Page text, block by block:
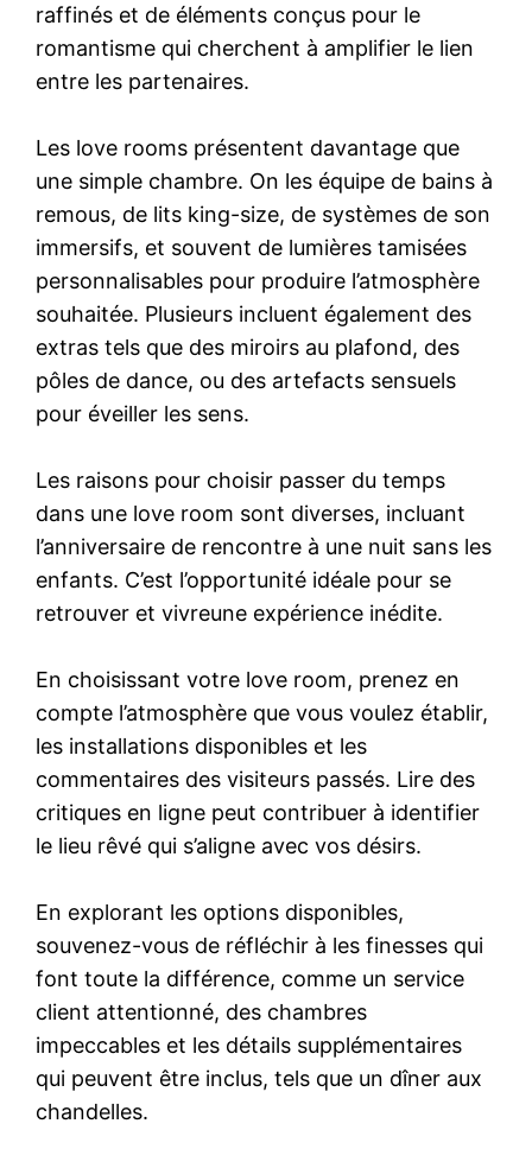
raffinés et de éléments conçus pour le
romantisme qui cherchent à amplifier le lien
entre les partenaires.
Les love rooms présentent davantage que
une simple chambre. On les équipe de bains à
remous, de lits king-size, de systèmes de son
immersifs, et souvent de lumières tamisées
personnalisables pour produire l’atmosphère
souhaitée. Plusieurs incluent également des
extras tels que des miroirs au plafond, des
pôles de dance, ou des artefacts sensuels
pour éveiller les sens.
Les raisons pour choisir passer du temps
dans une love room sont diverses, incluant
l’anniversaire de rencontre à une nuit sans les
enfants. C’est l’opportunité idéale pour se
retrouver et vivreune expérience inédite.
En choisissant votre love room, prenez en
compte l’atmosphère que vous voulez établir,
les installations disponibles et les
commentaires des visiteurs passés. Lire des
critiques en ligne peut contribuer à identifier
le lieu rêvé qui s’aligne avec vos désirs.
En explorant les options disponibles,
souvenez-vous de réfléchir à les finesses qui
font toute la différence, comme un service
client attentionné, des chambres
impeccables et les détails supplémentaires
qui peuvent être inclus, tels que un dîner aux
chandelles.